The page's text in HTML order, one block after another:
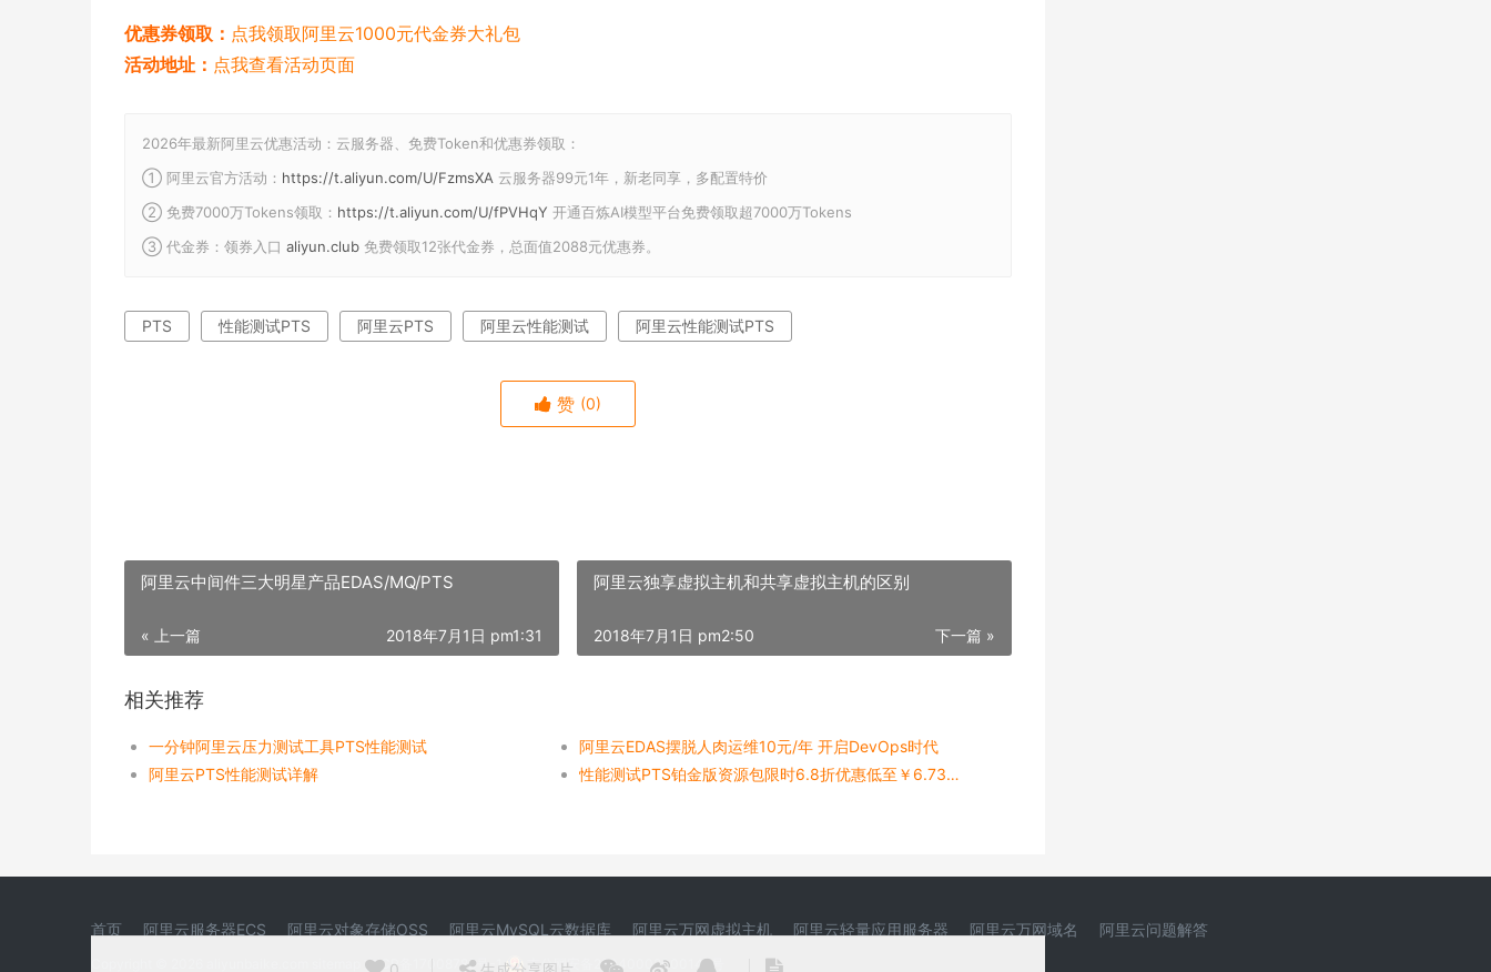
优惠券领取： 点我领取阿里云1000元代金券大礼包
活动地址： 点我查看活动页面
2026年最新阿里云优惠活动：云服务器、免费Token和优惠券领取：
① 阿里云官方活动： https://t.aliyun.com/U/FzmsXA 云服务器99元1年，新老同享，多配置特价
② 免费7000万Tokens领取： https://t.aliyun.com/U/fPVHqY 开通百炼AI模型平台免费领取超7000万Tokens
③ 代金券：领券入口 aliyun.club 免费领取12张代金券，总面值2088元优惠券。
PTS 性能测试PTS 阿里云PTS 阿里云性能测试 阿里云性能测试PTS
赞 (0)
阿里云中间件三大明星产品EDAS/MQ/PTS
« 上一篇 2018年7月1日 pm1:31
阿里云独享虚拟主机和共享虚拟主机的区别
下一篇 »
2018年7月1日 pm2:50
相关推荐
一分钟阿里云压力测试工具PTS性能测试
阿里云EDAS摆脱人肉运维10元/年 开启DevOps时代
阿里云PTS性能测试详解
性能测试PTS铂金版资源包限时6.8折优惠低至￥6.73即可开启压测
首页 阿里云服务器ECS 阿里云对象存储OSS 阿里云MySQL云数据库 阿里云万网虚拟主机 阿里云轻量应用服务器 阿里云万网域名 阿里云问题解答
吉ICP备17008788号-1 吉公网安备22040002000146号